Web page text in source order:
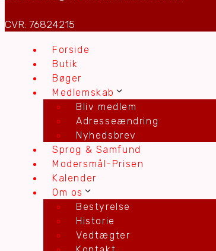
CVR: 76824215
Forside
Butik
Bøger
Medlemskab
Bliv medlem
Adresseændring
Nyhedsbrev
Sprog & Samfund
Modersmål-Prisen
Kalender
Om os
Bestyrelse
Historie
Vedtægter